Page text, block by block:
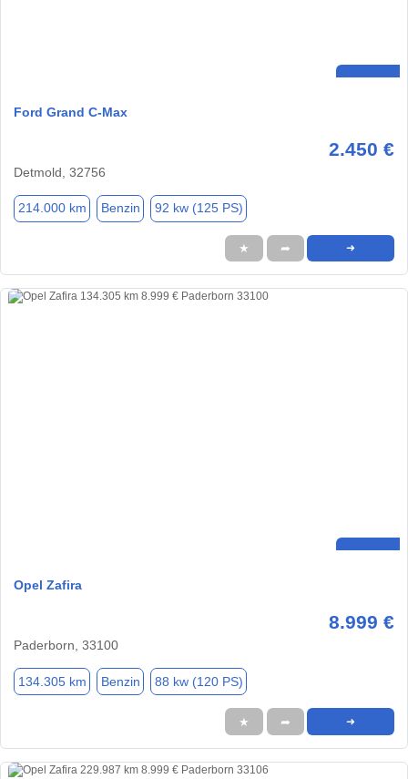
Ford Grand C-Max
2.450 €
Detmold, 32756
214.000 km Benzin 92 kw (125 PS)
★ ➦ ➜
Opel Zafira
8.999 €
Paderborn, 33100
134.305 km Benzin 88 kw (120 PS)
★ ➦ ➜